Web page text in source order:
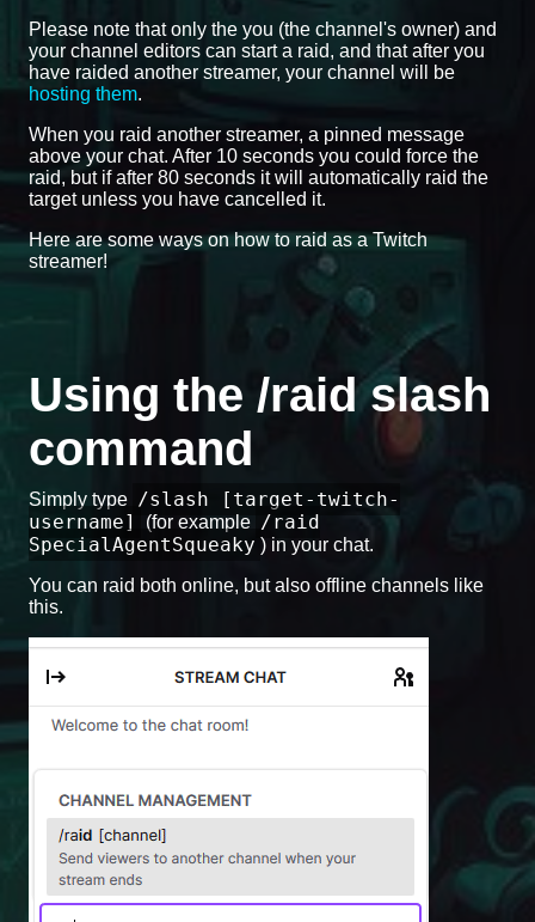
Please note that only the you (the channel's owner) and
your channel editors can start a raid, and that after you
have raided another streamer, your channel will be
hosting them.
When you raid another streamer, a pinned message
above your chat. After 10 seconds you could force the
raid, but if after 80 seconds it will automatically raid the
target unless you have cancelled it.
Here are some ways on how to raid as a Twitch
streamer!
Using the /raid slash
command
Simply type /slash [target-twitch-
username]
(for example /raid
SpecialAgentSqueaky ) in your chat.
You can raid both online, but also offline channels like
this.